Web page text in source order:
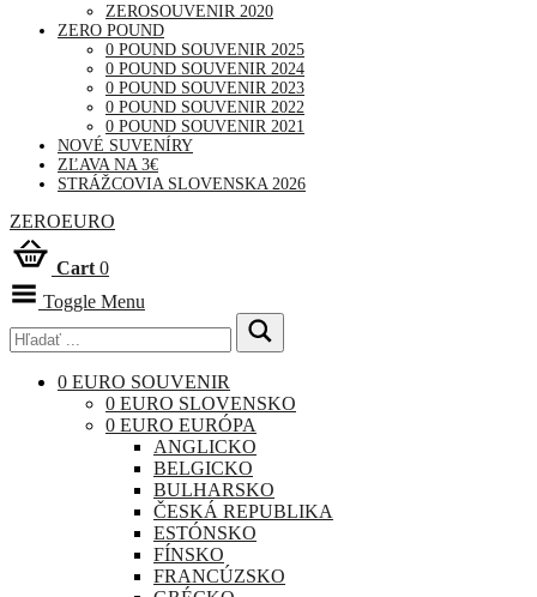
ZEROSOUVENIR 2020
ZERO POUND
0 POUND SOUVENIR 2025
0 POUND SOUVENIR 2024
0 POUND SOUVENIR 2023
0 POUND SOUVENIR 2022
0 POUND SOUVENIR 2021
NOVÉ SUVENÍRY
ZĽAVA NA 3€
STRÁŽCOVIA SLOVENSKA 2026
ZEROEURO
Cart 0
Toggle Menu
0 EURO SOUVENIR
0 EURO SLOVENSKO
0 EURO EURÓPA
ANGLICKO
BELGICKO
BULHARSKO
ČESKÁ REPUBLIKA
ESTÓNSKO
FÍNSKO
FRANCÚZSKO